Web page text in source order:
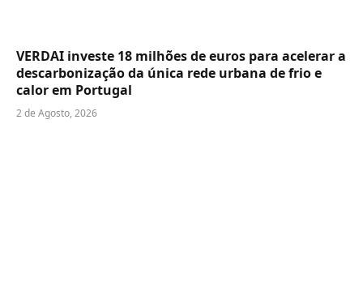
VERDAI investe 18 milhões de euros para acelerar a
descarbonização da única rede urbana de frio e
calor em Portugal
2 de Agosto, 2026